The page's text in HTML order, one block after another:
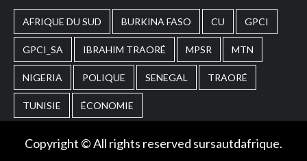
AFRIQUE DU SUD BURKINA FASO CU GPCI
GPCI_SA IBRAHIM TRAORÉ MPSR MTN
NIGERIA POLIQUE SENEGAL TRAORÉ
TUNISIE ÉCONOMIE
Copyright © All rights reserved sursautdafrique.